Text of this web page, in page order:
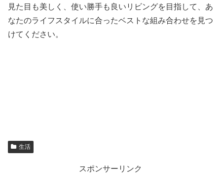
見た目も美しく、使い勝手も良いリビングを目指して、あ
なたのライフスタイルに合ったベストな組み合わせを見つ
けてください。
生活
スポンサーリンク